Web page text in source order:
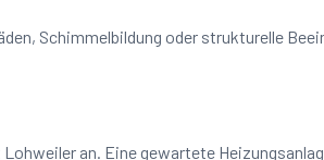
Schimmelbildung oder strukturelle
an. Eine gewartete